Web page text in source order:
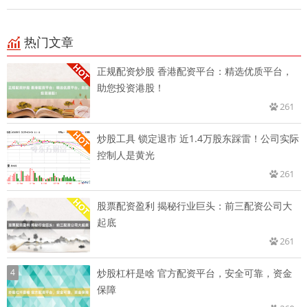
热门文章
正规配资炒股 香港配资平台：精选优质平台，
助您投资港股！
261
炒股工具 锁定退市 近1.4万股东踩雷！公司实际
控制人是黄光
261
股票配资盈利 揭秘行业巨头：前三配资公司大
起底
261
4
炒股杠杆是啥 官方配资平台，安全可靠，资金
保障